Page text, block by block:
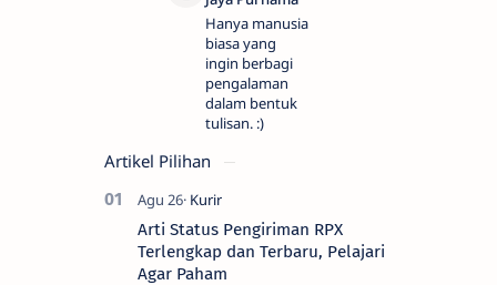
Hanya manusia
biasa yang
ingin berbagi
pengalaman
dalam bentuk
tulisan. :)
Artikel Pilihan
Arti Status Pengiriman RPX
Terlengkap dan Terbaru, Pelajari
Agar Paham